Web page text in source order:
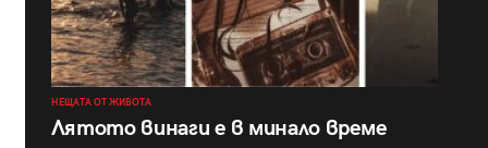
НЕЩАТА ОТ ЖИВОТА
Лятото винаги е в минало време